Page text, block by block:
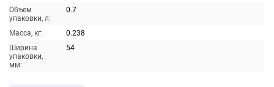
Объем
упаковки, л:
0.7
Масса, кг:
0.238
Ширина
упаковки,
мм:
54